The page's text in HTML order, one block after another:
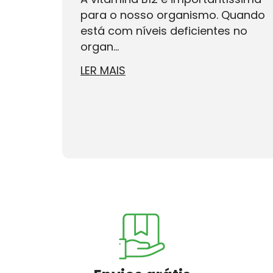
para o nosso organismo. Quando
está com níveis deficientes no
organ...
LER MAIS